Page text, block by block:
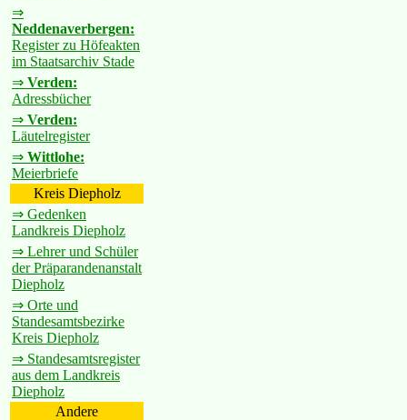
⇒
Neddenaverbergen:
Register zu Höfeakten
im Staatsarchiv Stade
⇒ Verden:
Adressbücher
⇒ Verden:
Läutelregister
⇒ Wittlohe:
Meierbriefe
Kreis Diepholz
⇒ Gedenken
Landkreis Diepholz
⇒ Lehrer und Schüler
der Präparandenanstalt
Diepholz
⇒ Orte und
Standesamtsbezirke
Kreis Diepholz
⇒ Standesamtsregister
aus dem Landkreis
Diepholz
Andere